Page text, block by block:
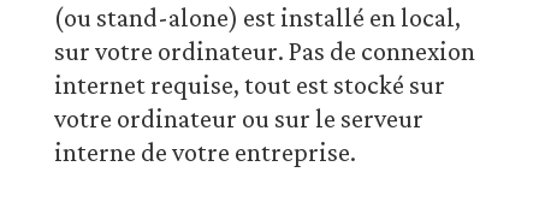
(ou stand-alone) est installé en local,
sur votre ordinateur. Pas de connexion
internet requise, tout est stocké sur
votre ordinateur ou sur le serveur
interne de votre entreprise.